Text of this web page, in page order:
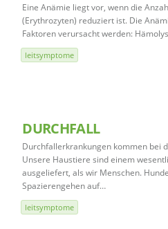
Eine Anämie liegt vor, wenn die
(Erythrozyten) reduziert ist. Die
Faktoren verursacht werden:
leitsymptome
DURCHFALL
Durchfallerkrankungen kommen bei
Unsere Haustiere sind einem
ausgeliefert, als wir Menschen.
Spazierengehen auf…
leitsymptome